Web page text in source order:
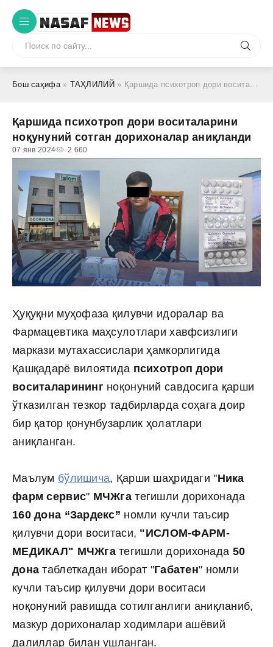
Бош саҳифа» ТАҲЛИЛИЙ » Қаршида психотроп дори воситаларини ноқунуний сотган дорихоналар аниқланди
Қаршида психотроп дори воситаларини
ноқунуний сотган дорихоналар аниқланди
07 янв 2024 2 660
Ҳуқуқни муҳофаза қилувчи идоралар ва
Фармацевтика маҳсулотлари хавфсизлиги
маркази мутахассислари ҳамкорлигида
Қашқадарё вилоятида психотроп дори
воситаларининг ноқонуний савдосига қарши
ўтказилган тезкор тадбирларда соҳага доир
бир қатор қонунбузарлик ҳолатлари
аниқланган.
Маълум бўлишича, Қарши шаҳридаги "Ника
фарм сервис" МЧЖга тегишли дорихонада
160 дона “Зардекс” номли кучли таъсир
қилувчи дори воситаси, "ИСЛОМ-ФАРМ-
МЕДИКАЛ" МЧЖгатегишли дорихонада 50
дона таблеткадан иборат "Габатен" номли
кучли таъсир қилувчи дори воситаси
ноқонуний равишда сотилганлиги аниқланиб,
мазкур дорихоналар ходимлари ашёвий
далиллар билан ушланган.